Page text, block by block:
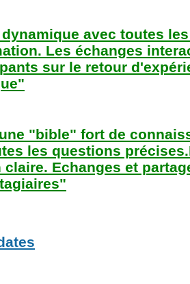
avec toutes
Les échanges
sur le retour
"bible" fort de
les questions
claire. Echanges et